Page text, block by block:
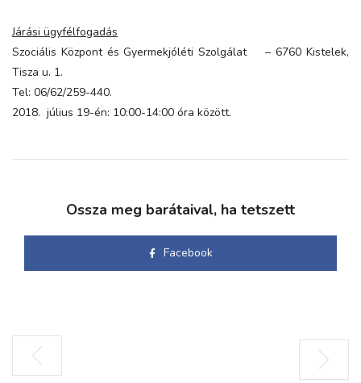
Járási ügyfélfogadás
Szociális Központ és Gyermekjóléti Szolgálat – 6760 Kistelek,
Tisza u. 1.
Tel: 06/62/259-440.
2018. július 19-én: 10:00-14:00 óra között.
Ossza meg barátaival, ha tetszett
Facebook